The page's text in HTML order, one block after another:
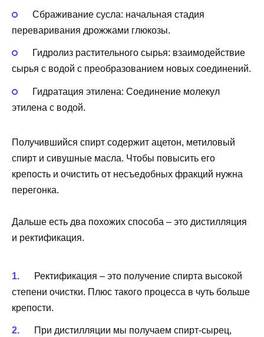
Сбраживание сусла: начальная стадия
переваривания дрожжами глюкозы.
Гидролиз растительного сырья: взаимодействие
сырья с водой с преобразованием новых соединений.
Гидратация этилена: Соединение молекул
этилена с водой.
Получившийся спирт содержит ацетон, метиловый
спирт и сивушные масла. Чтобы повысить его
крепость и очистить от несъедобных фракций нужна
перегонка.
Дальше есть два похожих способа – это дистилляция
и ректификация.
Ректификация – это получение спирта высокой
степени очистки. Плюс такого процесса в чуть больше
крепости.
При дистилляции мы получаем спирт-сырец,